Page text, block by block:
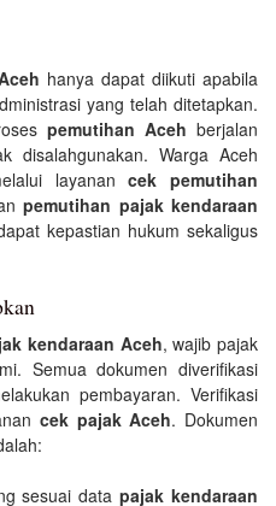
hanya dapat diikuti apabila
yang telah ditetapkan.
pemutihan Aceh berjalan
disalahgunakan. Warga Aceh
layanancek pemutihan
pemutihan pajak kendaraan
kepastian hukum sekaligus
kendaraan Aceh, wajib pajak
Semua dokumen diverifikasi
pembayaran. Verifikasi
cek pajak Aceh. Dokumen
sesuai datapajak kendaraan